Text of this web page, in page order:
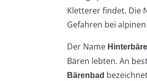
Kletterer findet. Die
Gefahren bei
Der Name
Bären lebten. An
Bärenbad